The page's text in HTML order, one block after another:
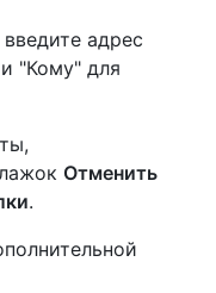
введите адрес
"Кому" для
Отменить
.